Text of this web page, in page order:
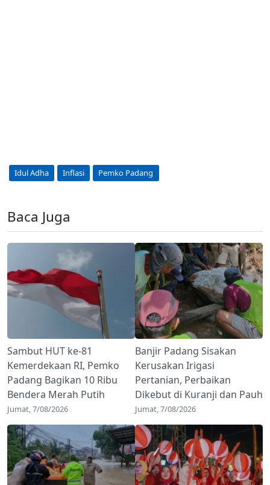
Idul Adha Inflasi Pemko Padang
Baca Juga
Sambut HUT ke-81
Kemerdekaan RI, Pemko
Padang Bagikan 10 Ribu
Bendera Merah Putih
Jumat, 7/08/2026
Banjir Padang Sisakan
Kerusakan Irigasi
Pertanian, Perbaikan
Dikebut di Kuranji dan Pauh
Jumat, 7/08/2026